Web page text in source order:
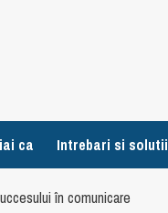
ca Intrebari si solutii
în comunicare